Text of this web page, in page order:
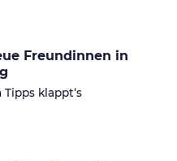
a
Freundinnen in
klappt‘s